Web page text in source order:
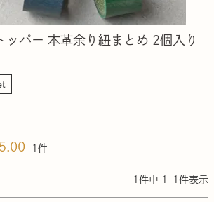
ッパー 本革余り紐まとめ 2個入り
5.00 1
1 件中 1 - 1 件表示